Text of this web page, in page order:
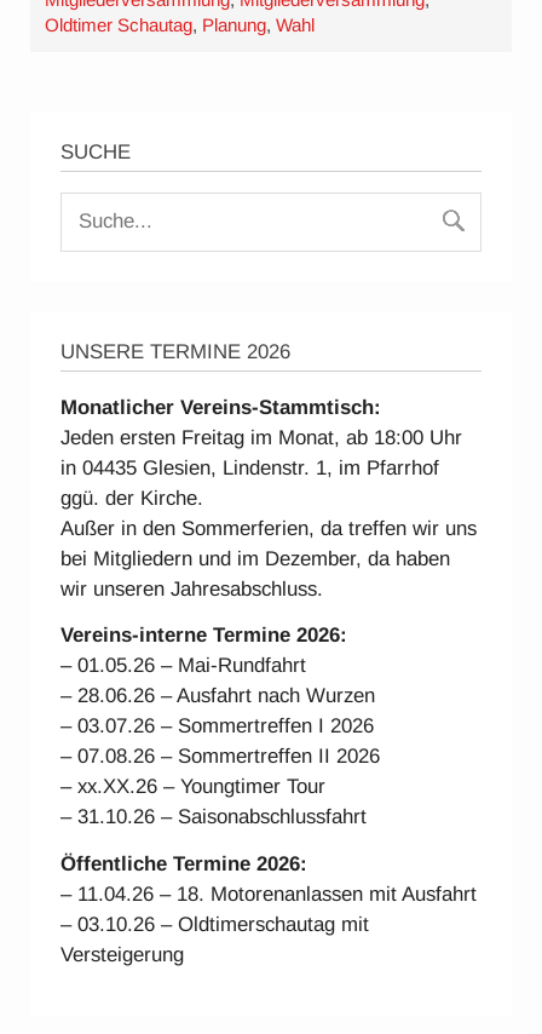
Oldtimer Schautag, Planung,Wahl
SUCHE
UNSERE TERMINE 2026
Monatlicher Vereins-Stammtisch:
Jeden ersten Freitag im Monat, ab 18:00 Uhr
in 04435 Glesien, Lindenstr. 1, im Pfarrhof
ggü. der Kirche.
Außer in den Sommerferien, da treffen wir uns
bei Mitgliedern und im Dezember, da haben
wir unseren Jahresabschluss.
Vereins-interne Termine 2026:
– 01.05.26 – Mai-Rundfahrt
– 28.06.26 – Ausfahrt nach Wurzen
– 03.07.26 – Sommertreffen I 2026
– 07.08.26 – Sommertreffen II 2026
– xx.XX.26 – Youngtimer Tour
– 31.10.26 – Saisonabschlussfahrt
Öffentliche Termine 2026:
– 11.04.26 – 18. Motorenanlassen mit Ausfahrt
– 03.10.26 – Oldtimerschautag mit
Versteigerung